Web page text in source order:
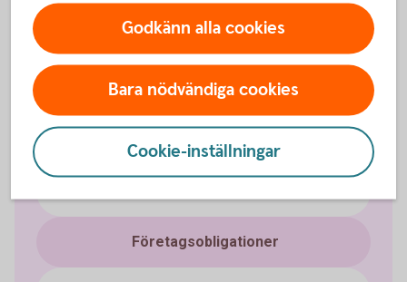
Ränteplaceringar
Bostadsobligationer
Företagsobligationer
Godkänn alla cookies
Bara nödvändiga cookies
Cookie-inställningar